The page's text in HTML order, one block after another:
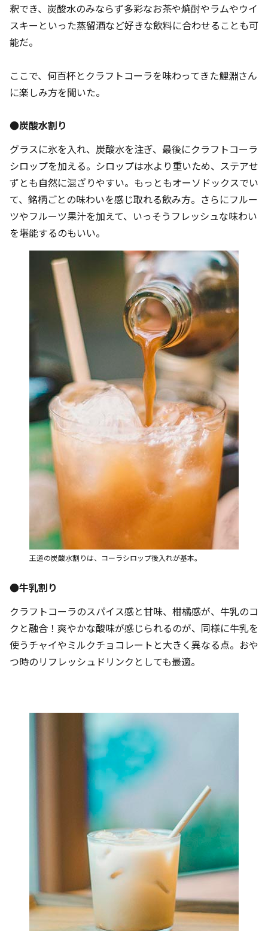
釈でき、炭酸水のみならず多彩なお茶や焼酎やラムやウイ
スキーといった蒸留酒など好きな飲料に合わせることも可
能だ。
ここで、何百杯とクラフトコーラを味わってきた鯉淵さん
に楽しみ方を聞いた。
●炭酸水割り
グラスに氷を入れ、炭酸水を注ぎ、最後にクラフトコーラ
シロップを加える。シロップは水より重いため、ステアせ
ずとも自然に混ざりやすい。もっともオーソドックスでい
て、銘柄ごとの味わいを感じ取れる飲み方。さらにフルー
ツやフルーツ果汁を加えて、いっそうフレッシュな味わい
を堪能するのもいい。
王道の炭酸水割りは、コーラシロップ後入れが基本。
●牛乳割り
クラフトコーラのスパイス感と甘味、柑橘感が、牛乳のコ
クと融合！爽やかな酸味が感じられるのが、同様に牛乳を
使うチャイやミルクチョコレートと大きく異なる点。おや
つ時のリフレッシュドリンクとしても最適。